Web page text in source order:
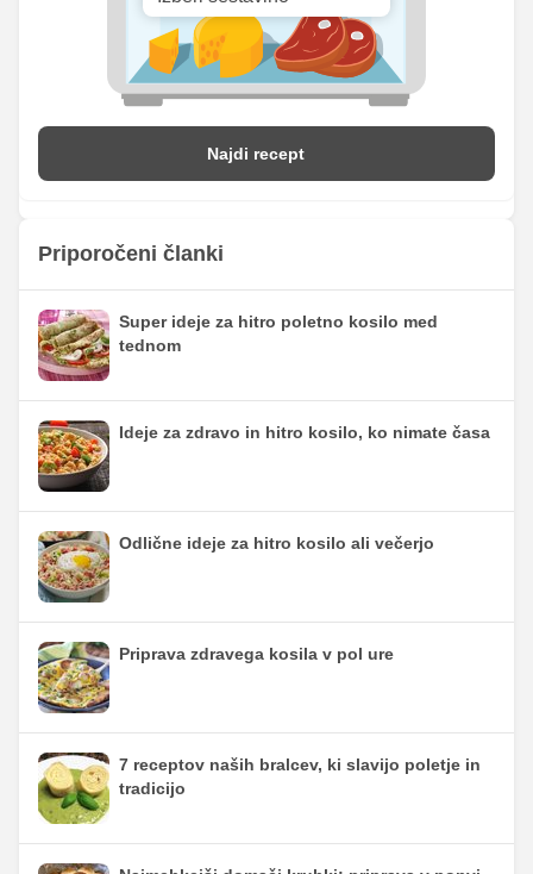
Najdi recept
Priporočeni članki
Super ideje za hitro poletno kosilo med
tednom
Ideje za zdravo in hitro kosilo, ko nimate časa
Odlične ideje za hitro kosilo ali večerjo
Priprava zdravega kosila v pol ure
7 receptov naših bralcev, ki slavijo poletje in
tradicijo